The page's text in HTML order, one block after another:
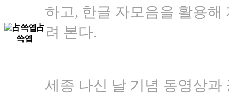
하고, 한글 자모음을 활용해
려 본다.
세종 나신 날 기념 동영상과